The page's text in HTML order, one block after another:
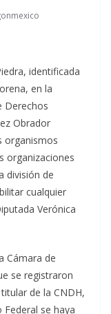
identificada
en la
Derechos
Obrador
organismos
organizaciones
división de
cualquier
Verónica
Cámara de
se registraron
de la CNDH,
se haya